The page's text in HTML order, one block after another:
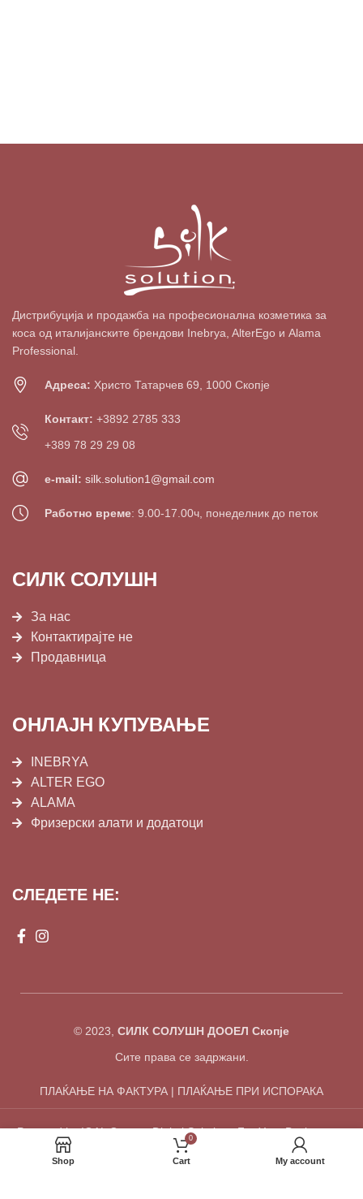
Дистрибуција и продажба на професионална козметика за
коса од италијанските брендови Inebrya, AlterEgo и Alama
Professional.
Адреса: Христо Татарчев 69, 1000 Скопје
Контакт: +3892 2785 333
+389 78 29 29 08
e-mail: silk.solution1@gmail.com
Работно време: 9.00-17.00ч, понеделник до петок
СИЛК СОЛУШН
За нас
Контактирајте не
Продавница
ОНЛАЈН КУПУВАЊЕ
INEBRYA
ALTER EGO
ALAMA
Фризерски алати и додатоци
СЛЕДЕТЕ НЕ:
© 2023, СИЛК СОЛУШН ДООЕЛ Скопје
Сите права се задржани.
ПЛАЌАЊЕ НА ФАКТУРА | ПЛАЌАЊЕ ПРИ ИСПОРАКА
Powered by IGAL Group - Digital Solutions For Your Businesses.
Shop
0
Cart My account